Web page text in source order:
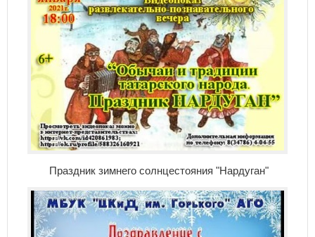
Праздник зимнего солнцестояния "Нардуган"